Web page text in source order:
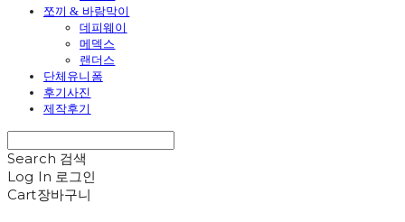
쪼끼 & 바람막이
데피웨이
메덱스
랜더스
단체유니폼
후기사진
제작후기
Search 검색
Log In 로그인
Cart장바구니